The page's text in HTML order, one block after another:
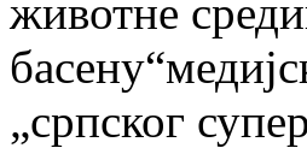
животне
„српског